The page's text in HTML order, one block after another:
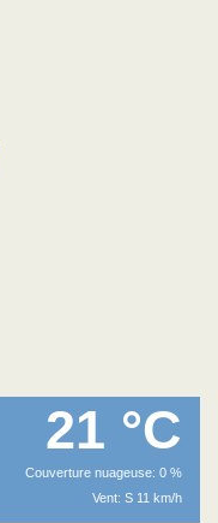
21 °C
Couverture nuageuse: 0 %
Vent: S 11 km/h